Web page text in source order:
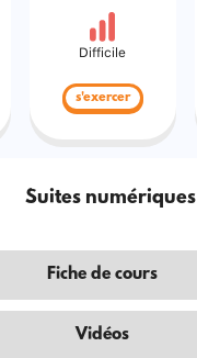
Difficile
s'exercer
Suites numériques
Fiche de cours
Vidéos